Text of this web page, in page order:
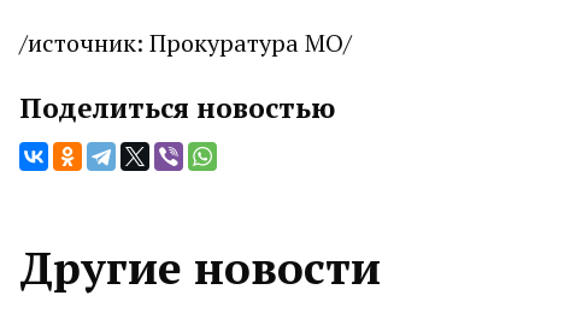
/источник: Прокуратура МО/
Поделиться новостью
Другие новости